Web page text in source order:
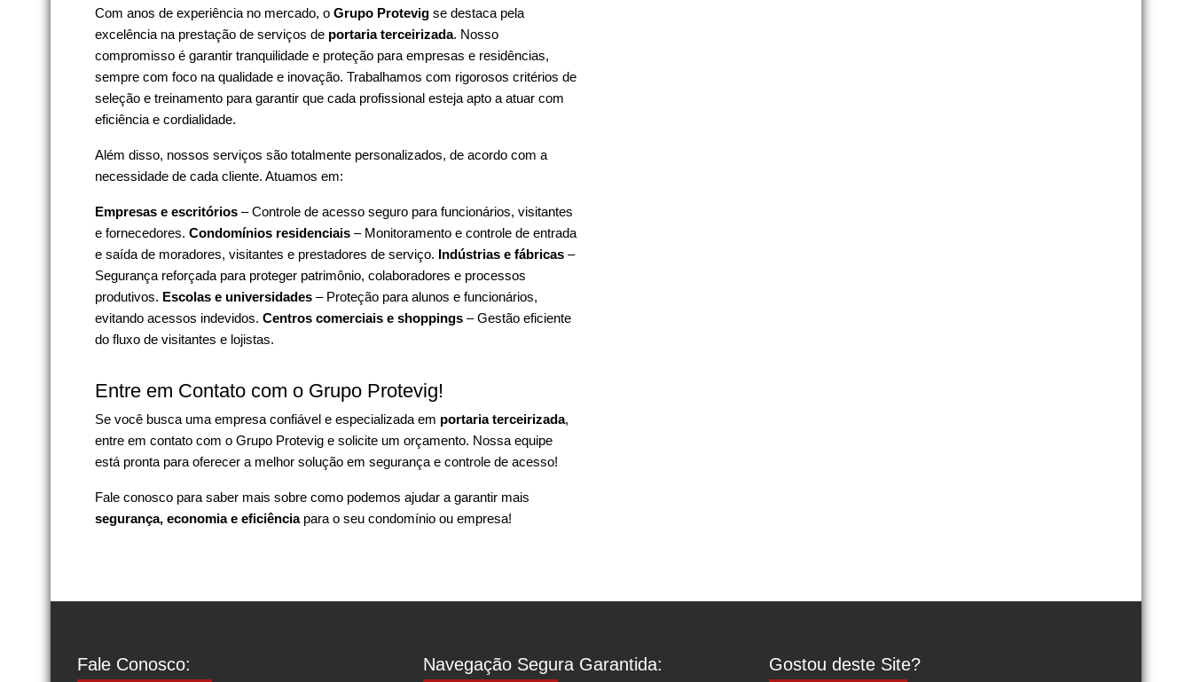
Com anos de experiência no mercado, o Grupo Protevig se destaca pela
excelência na prestação de serviços de portaria terceirizada. Nosso
compromisso é garantir tranquilidade e proteção para empresas e residências,
sempre com foco na qualidade e inovação. Trabalhamos com rigorosos critérios de
seleção e treinamento para garantir que cada profissional esteja apto a atuar com
eficiência e cordialidade.
Além disso, nossos serviços são totalmente personalizados, de acordo com a
necessidade de cada cliente. Atuamos em:
Empresas e escritórios – Controle de acesso seguro para funcionários, visitantes
e fornecedores. Condomínios residenciais – Monitoramento e controle de entrada
e saída de moradores, visitantes e prestadores de serviço. Indústrias e fábricas –
Segurança reforçada para proteger patrimônio, colaboradores e processos
produtivos. Escolas e universidades – Proteção para alunos e funcionários,
evitando acessos indevidos. Centros comerciais e shoppings – Gestão eficiente
do fluxo de visitantes e lojistas.
Entre em Contato com o Grupo Protevig!
Se você busca uma empresa confiável e especializada em portaria terceirizada,
entre em contato com o Grupo Protevig e solicite um orçamento. Nossa equipe
está pronta para oferecer a melhor solução em segurança e controle de acesso!
Fale conosco para saber mais sobre como podemos ajudar a garantir mais
segurança, economia e eficiênciapara o seu condomínio ou empresa!
Fale Conosco: Navegação Segura Garantida: Gostou deste Site?